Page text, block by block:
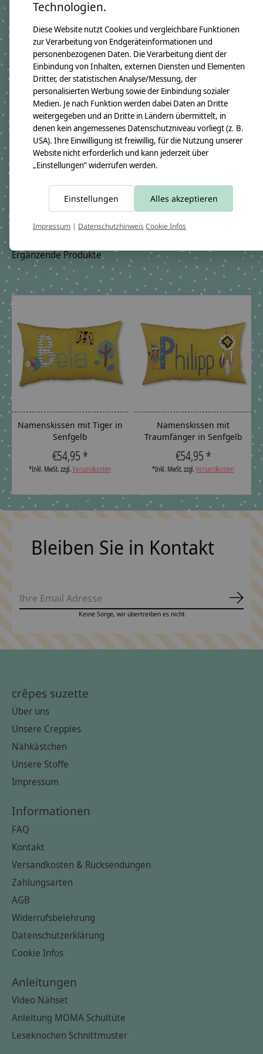
Kissenmaße:
Höhe ca. 30cm
Material:
100% Baumwollstoff OEKO-TEX 100
Immer dabei ist ein Namensanhänger aus Holzwürfeln
Füllung:
allergikerfreundliche silikonisierte Polyesterfaserbällchen OEKO-TEX
100
Pflegehinweis:
Waschbar bei 30°C Schonwäsche, nicht trocknergeeignet
Sicherheitshinweise:
Die angehangenen Holzwürfel sind nicht für Kinder unter 3 Jahren
geeignet.
Angaben zum Hersteller:
crêpes suzette GmbH & Co. KG
50937 Köln
info@crepes-suzette.net
+49 221 2616939
Ergänzende Produkte
Carousel items
Namenskissen mit Tiger in
Senfgelb
€54,95 *
*Inkl. MwSt. zzgl.Versandkosten
Namenskissen mit
Traumfänger in Senfgelb
€54,95 *
*Inkl. MwSt. zzgl.Versandkosten
Bleiben Sie in Kontakt
Keine Sorge, wir übertreiben es nicht
crêpes suzette
Über uns
Unsere Creppies
Nähkästchen
Unsere Stoffe
Impressum
Informationen
FAQ
Kontakt
Versandkosten & Rücksendungen
Zahlungsarten
AGB
Widerrufsbelehrung
Datenschutzerklärung
Cookie Infos
Anleitungen
Video Nähset
Anleitung MOMA Schultüte
Leseknochen Schnittmuster
Technologien.
Diese Website nutzt Cookies und vergleichbare Funktionen
zur Verarbeitung von Endgeräteinformationen und
personenbezogenen Daten. Die Verarbeitung dient der
Einbindung von Inhalten, externen Diensten und Elementen
Dritter, der statistischen Analyse/Messung, der
personalisierten Werbung sowie der Einbindung sozialer
Medien. Je nach Funktion werden dabei Daten an Dritte
weitergegeben und an Dritte in Ländern übermittelt, in
denen kein angemessenes Datenschutzniveau vorliegt (z. B.
USA). Ihre Einwilligung ist freiwillig, für die Nutzung unserer
Website nicht erforderlich und kann jederzeit über
„Einstellungen“ widerrufen werden.
Einstellungen Alles akzeptieren
Impressum | DatenschutzhinweisCookie Infos